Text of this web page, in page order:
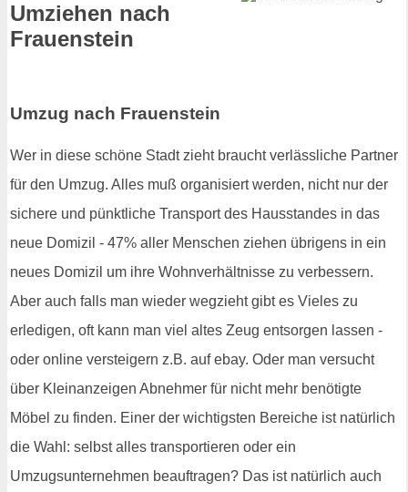
Umziehen nach
Frauenstein
Umzug nach Frauenstein
Wer in diese schöne Stadt zieht braucht verlässliche Partner
für den Umzug. Alles muß organisiert werden, nicht nur der
sichere und pünktliche Transport des Hausstandes in das
neue Domizil - 47% aller Menschen ziehen übrigens in ein
neues Domizil um ihre Wohnverhältnisse zu verbessern.
Aber auch falls man wieder wegzieht gibt es Vieles zu
erledigen, oft kann man viel altes Zeug entsorgen lassen -
oder online versteigern z.B. auf ebay. Oder man versucht
über Kleinanzeigen Abnehmer für nicht mehr benötigte
Möbel zu finden. Einer der wichtigsten Bereiche ist natürlich
die Wahl: selbst alles transportieren oder ein
Umzugsunternehmen beauftragen? Das ist natürlich auch